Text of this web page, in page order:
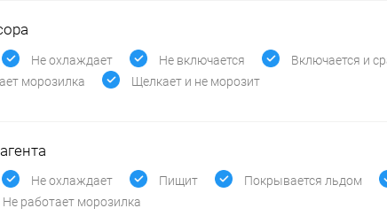
Не охлаждает Не включается Включается и
морозилка Щелкает и не морозит
Не охлаждает Пищит Покрывается льдом
Не работает морозилка